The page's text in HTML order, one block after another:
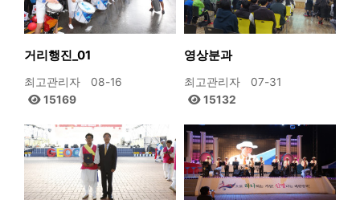
거리행진_01
최고관리자
08-16
15169
영상분과
최고관리자
07-31
15132